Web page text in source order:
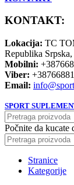
KONTAKT:
Lokacija: TC
Republika
Mobilni:
Viber:
Email:
SPORT
Počnite da
Stranice
Kategorije